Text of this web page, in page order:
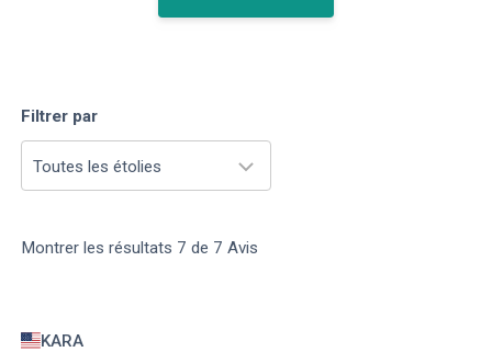
Filtrer par
Toutes les étolies
Montrer les résultats 7 de 7 Avis
KARA